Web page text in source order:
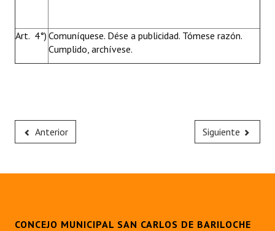
Art. 4°) Comuníquese. Dése a publicidad. Tómese razón.
Cumplido, archívese.
Anterior Siguiente
CONCEJO MUNICIPAL SAN CARLOS DE BARILOCHE